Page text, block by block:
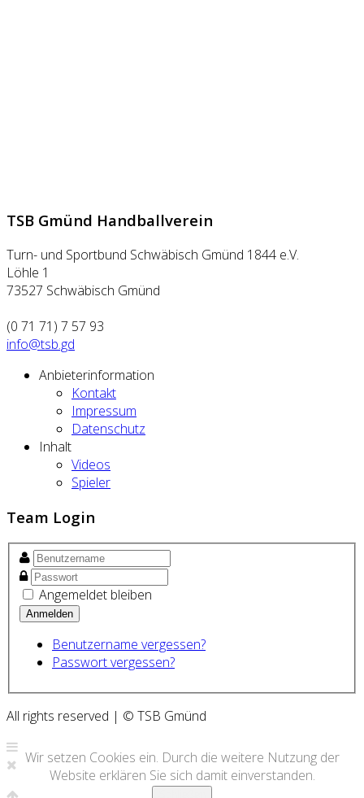
TSB Gmünd Handballverein
Turn- und Sportbund Schwäbisch Gmünd 1844 e.V.
Löhle 1
73527 Schwäbisch Gmünd
(0 71 71) 7 57 93
info@tsb.gd
Anbieterinformation
Kontakt
Impressum
Datenschutz
Inhalt
Videos
Spieler
Team Login
Angemeldet bleiben
Benutzername vergessen?
Passwort vergessen?
All rights reserved | © TSB Gmünd
Wir setzen Cookies ein. Durch die weitere Nutzung der
Website erklären Sie sich damit einverstanden.